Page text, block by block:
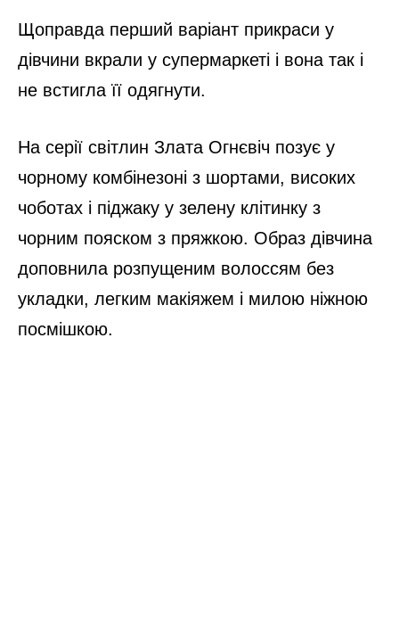
Щоправда перший варіант прикраси у
дівчини вкрали у супермаркеті і вона так і
не встигла її одягнути.
На серії світлин Злата Огнєвіч позує у
чорному комбінезоні з шортами, високих
чоботах і піджаку у зелену клітинку з
чорним пояском з пряжкою. Образ дівчина
доповнила розпущеним волоссям без
укладки, легким макіяжем і милою ніжною
посмішкою.